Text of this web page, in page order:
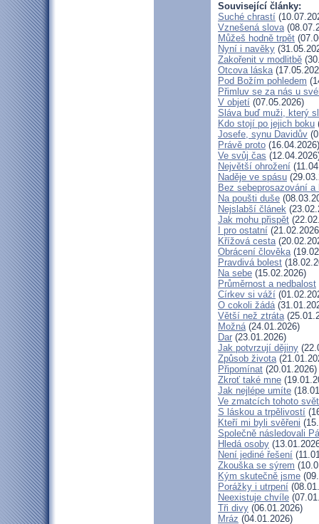
Související články:
Suché chrastí
Vznešená slova
Můžeš hodně trpět
Nyní i navěky
Zakořenit v modlitbě
Otcova láska
Pod Božím pohledem
Přimluv se za nás u
V objetí (07.05.2026)
Sláva buď muži, který
Kdo stojí po jejich boku
Josefe, synu Davidův
Právě proto (16.04.2026)
Ve svůj čas
Největší ohrožení
Naděje ve spásu
Bez sebeprosazování
Na poušti duše
Nejslabší článek
Jak mohu přispět
I pro ostatní
Křížová cesta
Obrácení člověka
Pravdivá bolest
Na sebe (15.02.2026)
Průměrnost a nedbalost
Církev si váží
O cokoli žádá
Větší než ztráta
Možná(24.01.2026)
Dar (23.01.2026)
Jak potvrzují dějiny
Způsob života
Připomínat (20.01.2026)
Zkroť také mne
Jak nejlépe umíte
Ve zmatcích tohoto
S láskou a trpělivostí
Kteří mi byli svěřeni
Společně následovali
Hledá osoby
Není jediné řešení
Zkouška se sýrem
Kým skutečně jsme
Porážky i utrpení
Neexistuje chvíle
Tři divy (06.01.2026)
Mráz (04.01.2026)